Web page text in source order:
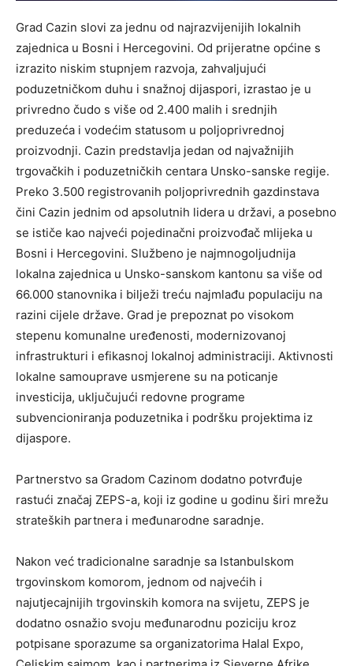
Grad Cazin slovi za jednu od najrazvijenijih lokalnih
zajednica u Bosni i Hercegovini. Od prijeratne općine s
izrazito niskim stupnjem razvoja, zahvaljujući
poduzetničkom duhu i snažnoj dijaspori, izrastao je u
privredno čudo s više od 2.400 malih i srednjih
preduzeća i vodećim statusom u poljoprivrednoj
proizvodnji. Cazin predstavlja jedan od najvažnijih
trgovačkih i poduzetničkih centara Unsko-sanske regije.
Preko 3.500 registrovanih poljoprivrednih gazdinstava
čini Cazin jednim od apsolutnih lidera u državi, a posebno
se ističe kao najveći pojedinačni proizvođač mlijeka u
Bosni i Hercegovini. Službeno je najmnogoljudnija
lokalna zajednica u Unsko-sanskom kantonu sa više od
66.000 stanovnika i bilježi treću najmlađu populaciju na
razini cijele države. Grad je prepoznat po visokom
stepenu komunalne uređenosti, modernizovanoj
infrastrukturi i efikasnoj lokalnoj administraciji. Aktivnosti
lokalne samouprave usmjerene su na poticanje
investicija, uključujući redovne programe
subvencioniranja poduzetnika i podršku projektima iz
dijaspore.
Partnerstvo sa Gradom Cazinom dodatno potvrđuje
rastući značaj ZEPS-a, koji iz godine u godinu širi mrežu
strateških partnera i međunarodne saradnje.
Nakon već tradicionalne saradnje sa Istanbulskom
trgovinskom komorom, jednom od najvećih i
najutjecajnijih trgovinskih komora na svijetu, ZEPS je
dodatno osnažio svoju međunarodnu poziciju kroz
potpisane sporazume sa organizatorima Halal Expo,